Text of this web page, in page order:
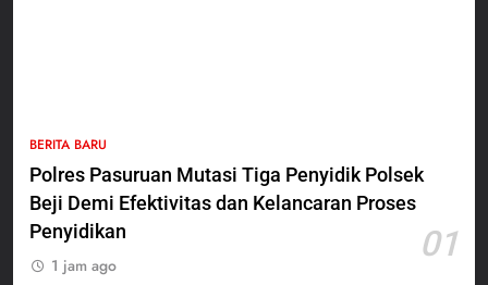
BERITA BARU
Polres Pasuruan Mutasi Tiga Penyidik Polsek
Beji Demi Efektivitas dan Kelancaran Proses
Penyidikan
01
1 jam ago
bagi Mama-Mama dan Anak-
Anak Kampung Sesor
BERITA BARU PAPUA BARAT DAYA
6